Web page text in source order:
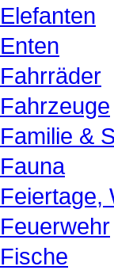
Elefanten
Enten
Fahrräder
Fahrzeuge
Familie &
Fauna
Feiertage,
Feuerwehr
Fische